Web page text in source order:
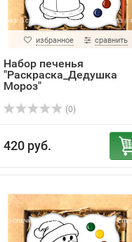
избранное сравнить
Набор печенья
"Раскраска_Дедушка
Мороз"
(0)
420 руб.